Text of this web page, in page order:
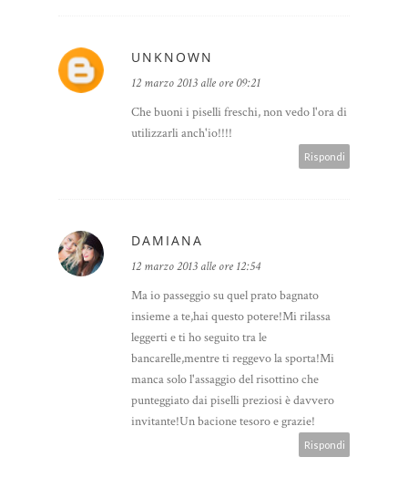
UNKNOWN
12 marzo 2013 alle ore 09:21
Che buoni i piselli freschi, non vedo l'ora di
utilizzarli anch'io!!!!
Rispondi
DAMIANA
12 marzo 2013 alle ore 12:54
Ma io passeggio su quel prato bagnato
insieme a te,hai questo potere!Mi rilassa
leggerti e ti ho seguito tra le
bancarelle,mentre ti reggevo la sporta!Mi
manca solo l'assaggio del risottino che
punteggiato dai piselli preziosi è davvero
invitante!Un bacione tesoro e grazie!
Rispondi